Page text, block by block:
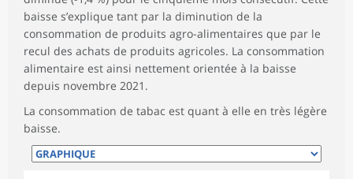
baisse s’explique tant par la diminution de la
consommation de produits agro-alimentaires que par le
recul des achats de produits agricoles. La consommation
alimentaire est ainsi nettement orientée à la baisse
depuis novembre 2021.
La consommation de tabac est quant à elle en très légère
baisse.